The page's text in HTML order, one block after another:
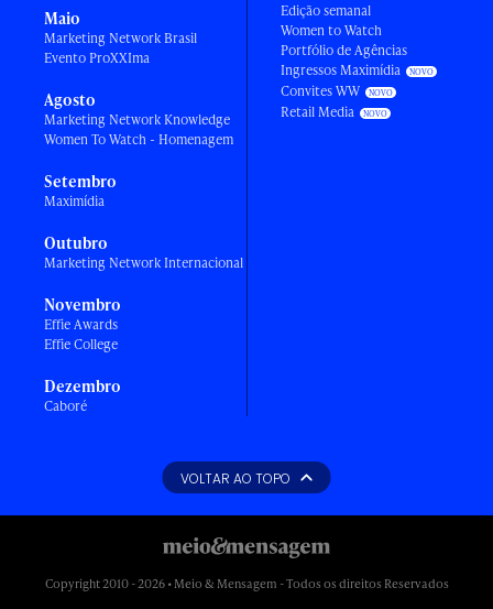
Maio
Marketing Network Brasil
Evento ProXXIma
Agosto
Marketing Network Knowledge
Women To Watch - Homenagem
Setembro
Maximídia
Outubro
Marketing Network Internacional
Novembro
Effie Awards
Effie College
Dezembro
Caboré
Edição semanal
Women to Watch
Portfólio de Agências
Ingressos Maximídia
Convites WW
Retail Media
VOLTAR AO TOPO
Copyright 2010 - 2026 • Meio & Mensagem - Todos os direitos Reservados